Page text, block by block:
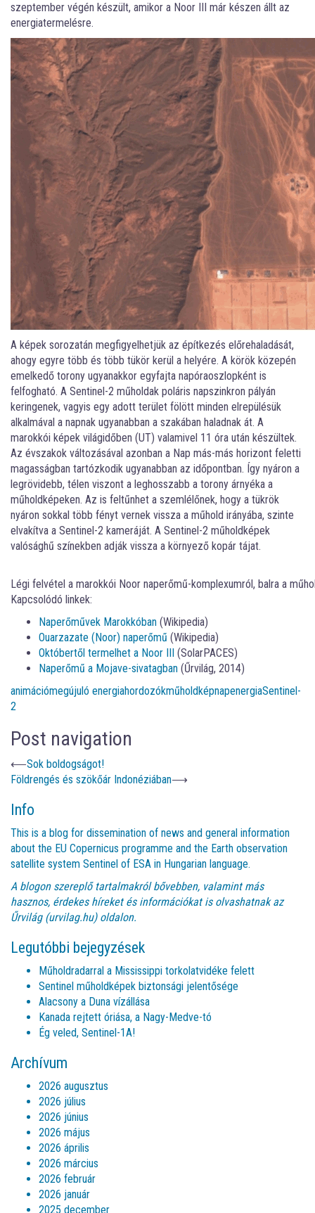
szeptember végén készült, amikor a Noor III már készen állt az
energiatermelésre.
A képek sorozatán megfigyelhetjük az építkezés előrehaladását,
ahogy egyre több és több tükör kerül a helyére. A körök közepén
emelkedő torony ugyanakkor egyfajta napóraoszlopként is
felfogható. A Sentinel-2 műholdak poláris napszinkron pályán
keringenek, vagyis egy adott terület fölött minden elrepülésük
alkalmával a napnak ugyanabban a szakában haladnak át. A
marokkói képek világidőben (UT) valamivel 11 óra után készültek.
Az évszakok változásával azonban a Nap más-más horizont feletti
magasságban tartózkodik ugyanabban az időpontban. Így nyáron a
legrövidebb, télen viszont a leghosszabb a torony árnyéka a
műholdképeken. Az is feltűnhet a szemlélőnek, hogy a tükrök
nyáron sokkal több fényt vernek vissza a műhold irányába, szinte
elvakítva a Sentinel-2 kameráját. A Sentinel-2 műholdképek
valósághű színekben adják vissza a környező kopár tájat.
Légi felvétel a marokkói Noor naperőmű-komplexumról, balra a
Kapcsolódó linkek:
Naperőművek Marokkóban (Wikipedia)
Ouarzazate (Noor) naperőmű (Wikipedia)
Októbertől termelhet a Noor III (SolarPACES)
Naperőmű a Mojave-sivatagban (Űrvilág, 2014)
animációmegújuló energiahordozókműholdképnapenergiaSentinel-
2
Post navigation
⟵Sok boldogságot!
Földrengés és szökőár Indonéziában⟶
Info
This is a blog for dissemination of news and general information
about the EU Copernicus programme and the Earth observation
satellite system Sentinel of ESA in Hungarian language.
A blogon szereplő tartalmakról bővebben, valamint más
hasznos, érdekes híreket és információkat is olvashatnak az
Űrvilág (urvilag.hu)oldalon.
Legutóbbi bejegyzések
Műholdradarral a Mississippi torkolatvidéke felett
Sentinel műholdképek biztonsági jelentősége
Alacsony a Duna vízállása
Kanada rejtett óriása, a Nagy-Medve-tó
Ég veled, Sentinel-1A!
Archívum
2026 augusztus
2026 július
2026 június
2026 május
2026 április
2026 március
2026 február
2026 január
2025 december